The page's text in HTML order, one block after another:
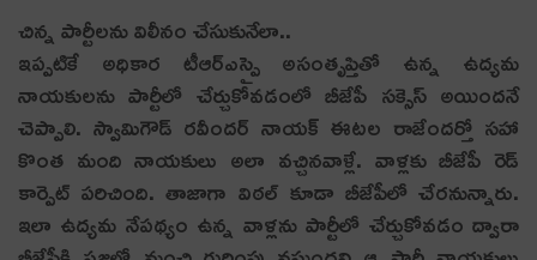
చిన్న పార్టీల‌ను విలీనం చేసుకునేలా..
ఇప్పటికే అధికార టీఆర్ఎస్పై అసంతృప్తితో ఉన్న ఉద్యమ
నాయకులను పార్టీలో చేర్చుకోవడంలో బీజేపీ సక్సెస్ అయిందనే
చెప్పాలి. స్వామిగౌడ్ రవీందర్ నాయక్ ఈటల రాజేందర్తో సహా
కొంత మంది నాయకులు అలా వచ్చినవాళ్లే. వాళ్లకు బీజేపీ రెడ్
కార్పెట్ పరిచింది. తాజాగా విఠల్ కూడా బీజేపీలో చేర‌నున్నారు.
ఇలా ఉద్యమ నేపథ్యం ఉన్న వాళ్లను పార్టీలో చేర్చుకోవడం ద్వారా